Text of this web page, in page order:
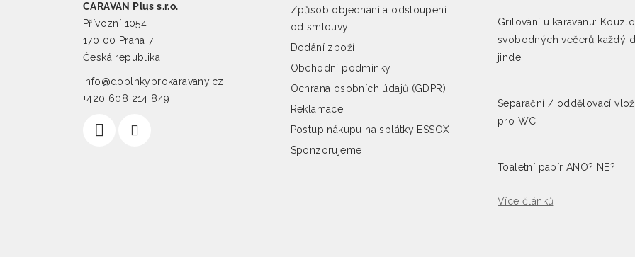
CARAVAN Plus s.r.o.
Přívozní 1054
170 00 Praha 7
Česká republika
info@doplnkyprokaravany.cz
+420 608 214 849
Způsob objednání a odstoupení
od smlouvy
Dodání zboží
Obchodní podmínky
Ochrana osobních údajů (GDPR)
Reklamace
Postup nákupu na splátky ESSOX
Sponzorujeme
Grilování u karavanu: Kouzlo
svobodných večerů každý
jinde
Separační / oddělovací
pro WC
Toaletní papír ANO? NE?
Více článků